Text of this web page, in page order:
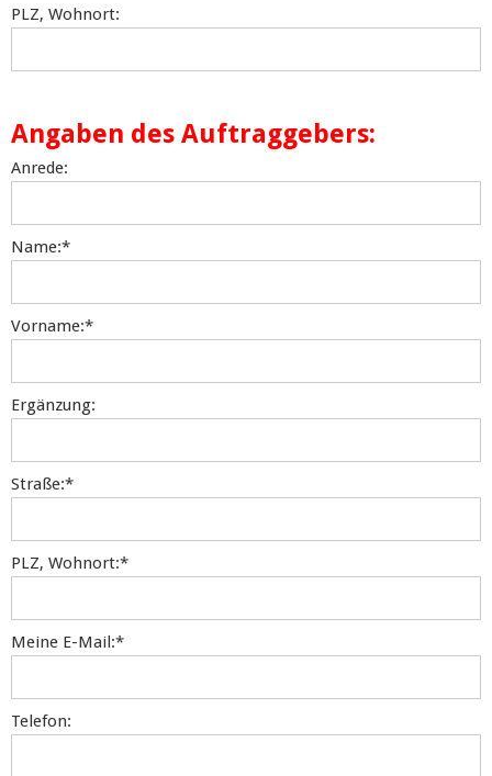
PLZ, Wohnort:
Angaben des Auftraggebers:
Anrede:
Name:*
Vorname:*
Ergänzung:
Straße:*
PLZ, Wohnort:*
Meine E-Mail:*
Telefon: